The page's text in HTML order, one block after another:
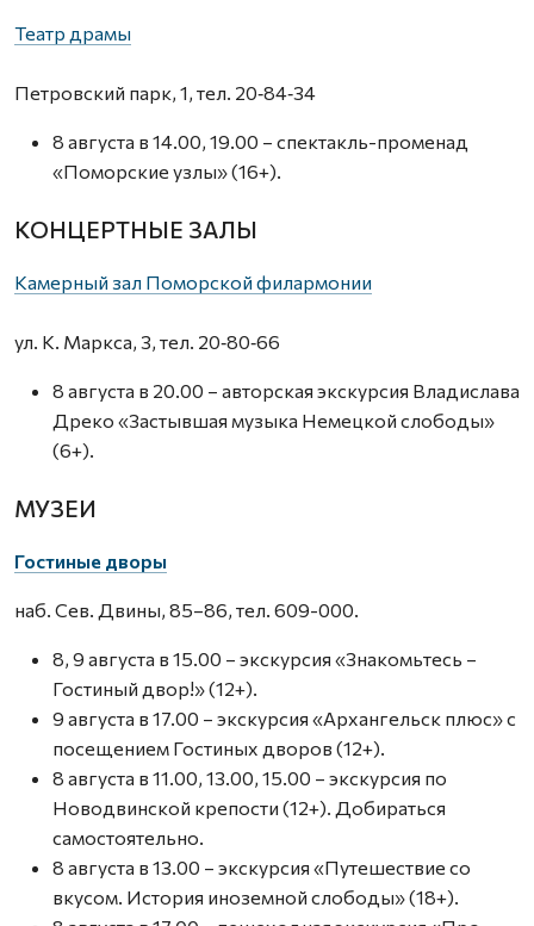
Театр драмы
Петровский парк, 1, тел. 20‑84‑34
8 августа в 14.00, 19.00 – спектакль-променад
«Поморские узлы» (16+).
КОНЦЕРТНЫЕ ЗАЛЫ
Камерный зал Поморской филармонии
ул. К. Маркса, 3, тел. 20‑80‑66
8 августа в 20.00 – авторская экскурсия Владислава
Дреко «Застывшая музыка Немецкой слободы»
(6+).
МУЗЕИ
Гостиные дворы
наб. Сев. Двины, 85–86, тел. 609-000.
8, 9 августа в 15.00 – экскурсия «Знакомьтесь –
Гостиный двор!» (12+).
9 августа в 17.00 – экскурсия «Архангельск плюс» с
посещением Гостиных дворов (12+).
8 августа в 11.00, 13.00, 15.00 – экскурсия по
Новодвинской крепости (12+). Добираться
самостоятельно.
8 августа в 13.00 – экскурсия «Путешествие со
вкусом. История иноземной слободы» (18+).